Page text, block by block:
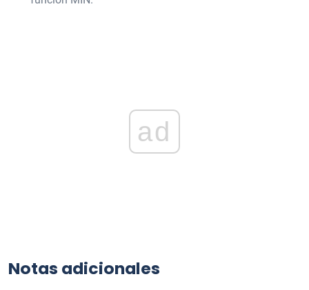
ad
Notas adicionales